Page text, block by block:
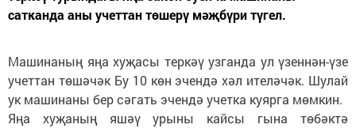
сатканда аны учеттан төшерү мәҗбүри түгел.
Машинаның яңа хуҗасы теркәү узганда ул үзеннән-үзе
учеттан төшәчәк Бу 10 көн эчендә хәл ителәчәк. Шулай
ук машинаны бер сәгать эчендә учетка куярга мөмкин.
Яңа хуҗаның яшәү урыны кайсы гына төбәктә